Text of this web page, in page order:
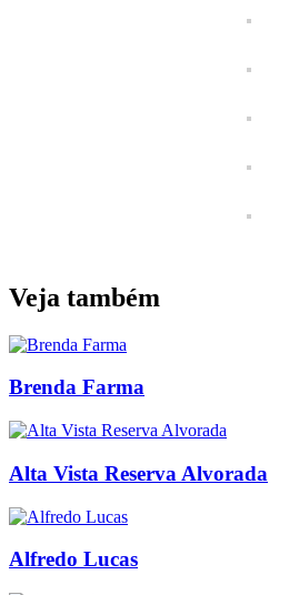
Veja também
Brenda Farma
Alta Vista Reserva Alvorada
Alfredo Lucas